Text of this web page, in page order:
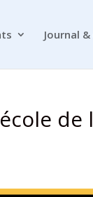
Journal
de